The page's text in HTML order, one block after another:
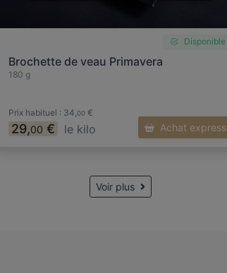
Disponible
Brochette de veau Primavera
180 g
Prix habituel : 34,00 €
29,00 € le kilo Achat express
Voir plus